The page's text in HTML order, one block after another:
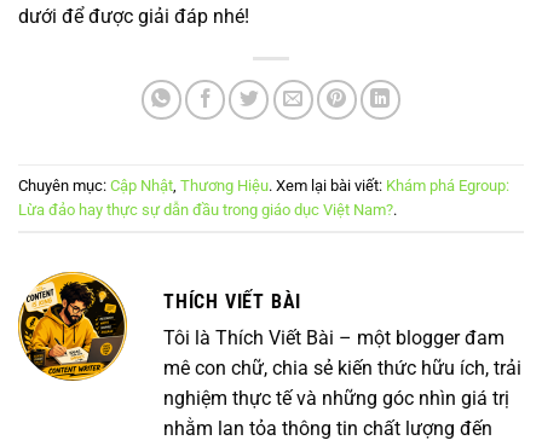
dưới để được giải đáp nhé!
Chuyên mục: Cập Nhật Thương Hiệu. Xem lại bài viết: Khám phá Egroup:
Lừa đảo hay thực sự dẫn đầu trong giáo dục Việt Nam?.
THÍCH VIẾT BÀI
Tôi là Thích Viết Bài – một blogger đam
mê con chữ, chia sẻ kiến thức hữu ích, trải
nghiệm thực tế và những góc nhìn giá trị
nhằm lan tỏa thông tin chất lượng đến